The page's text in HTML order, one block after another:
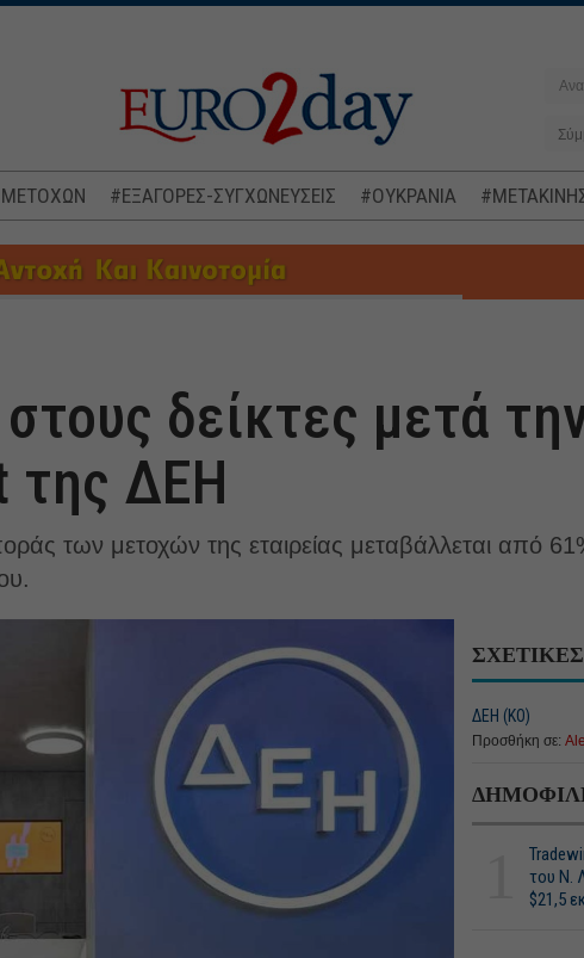
ΜΕΤΟΧΩΝ #ΕΞΑΓΟΡΕΣ-ΣΥΓΧΩΝΕΥΣΕΙΣ #ΟΥΚΡΑΝΙΑ
δείκτες μετά
της ΔΕΗ
των μετοχών της εταιρείας μεταβάλλεται από
ΔΕΗ (ΚΟ)
Προσθήκη σε:
του Ν.
$21,5